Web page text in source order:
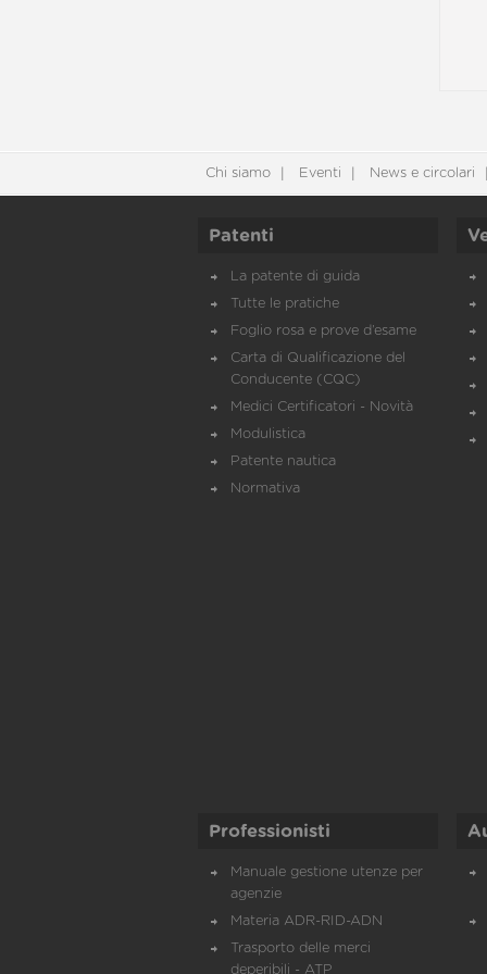
Chi siamo Eventi News e circolari
Patenti
La patente di guida
Tutte le pratiche
Foglio rosa e prove d’esame
Carta di Qualificazione del
Conducente (CQC)
Medici Certificatori - Novità
Modulistica
Patente nautica
Normativa
Professionisti
Manuale gestione utenze per
agenzie
Materia ADR-RID-ADN
Trasporto delle merci
deperibili - ATP